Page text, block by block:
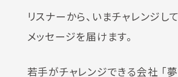
リスナーから、いまチャレンジし
メッセージを届けます。
若手がチャレンジできる会社 「